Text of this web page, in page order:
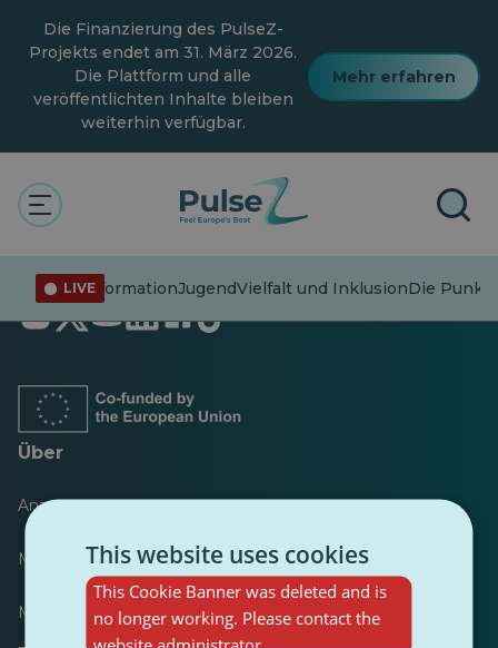
Hauptinhalt
springen
Die Finanzierung des PulseZ-
Projekts endet am 31. März 2026.
Die Plattform und alle
veröffentlichten Inhalte bleiben
weiterhin verfügbar.
Mehr erfahren
LIVE
FehlinformationJugendVielfalt und InklusionDie
Öffnet
in
Registerkarte
Öffnet
in
Registerkarte
Öffnet
in
Registerkarte
in
Registerkarte
in
Registerkarte
in
Über
Anzeiger
Meist veröffentlicht
Meist befolgt
This website uses cookies
This Cookie Banner was deleted and is
no longer working. Please contact the